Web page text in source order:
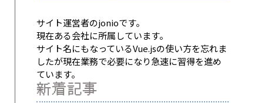
サイト運営者のjonioです。
現在ある会社に所属しています。
サイト名にもなっているVue.jsの使い方を忘れま
したが現在業務で必要になり急速に習得を進め
ています。
新着記事